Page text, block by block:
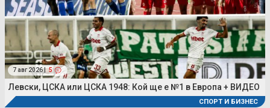
7 авг 2026 | 5
Левски, ЦСКА или ЦСКА 1948: Кой ще е №1 в Европа + ВИДЕО
СПОРТ И БИЗНЕС